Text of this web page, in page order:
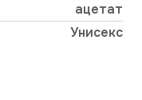
ацетат
Унисекс